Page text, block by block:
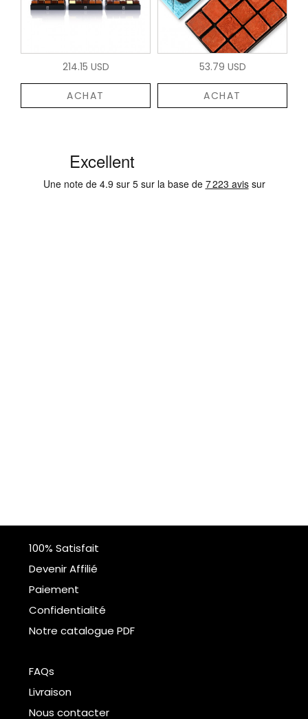
214.15 USD
ACHAT
53.79 USD
ACHAT
100% Satisfait
Devenir Affilié
Paiement
Confidentialité
Notre catalogue PDF
FAQs
Livraison
Nous contacter